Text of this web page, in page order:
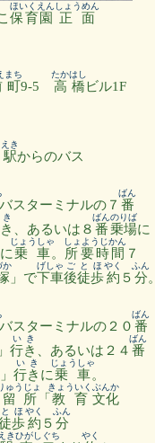
保育園
ほいくえん
正面
しょうめん
町
まち
9-5 高橋
たかはし
ビル1F
駅
えき
からのバス
バスターミナルの７ 番
ばん
、あるいは８ 番
ばん
乗場
のりば
に
に乗車
じょうしゃ
。 所要時間
しょようじかん
７
か
」で下車
げしゃ
後
ご
徒歩
とほ
約
やく
５ 分
ふん
。
バスターミナルの２０ 番
ばん
」 行き
いき
、あるいは２４ 番
ばん
」 行き
いき
に乗車
じょうしゃ
。
所
ゅうじょ
「 教育
きょういく
文化
ぶんか
歩
とほ
約
やく
５ 分
ふん
えきひがしぐち やく